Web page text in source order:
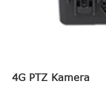
4G PTZ Kamera